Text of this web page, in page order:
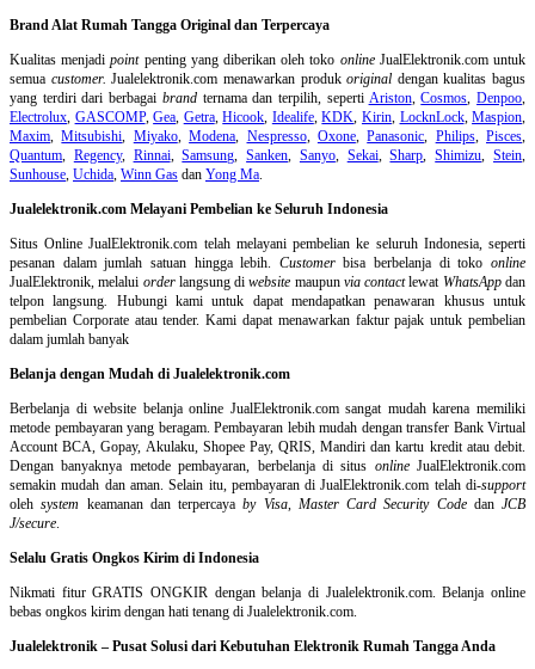
Brand Alat Rumah Tangga Original dan Terpercaya
Kualitas menjadipointpenting yang diberikan oleh toko onlineJualElektronik.com untuk
semua customer. Jualelektronik.com menawarkan produkoriginal dengan kualitas bagus
yang terdiri dari berbagai brandternama dan terpilih, seperti Ariston,Cosmos ,Denpoo
Electrolux GASCOMP,Gea Getra,Hicook Idealife,KDK Kirin, LocknLock,Maspion
Maxim ,Mitsubishi Miyako,Modena Nespresso, Oxone,Panasonic Philips, Pisces
Quantum
Regency, Rinnai,Samsung ,Sanken Sanyo, Sekai,Sharp ,Shimizu ,Stein
Sunhouse Uchida Winn Gas dan Yong Ma
Jualelektronik.com Melayani Pembelian ke Seluruh Indonesia
Situs Online JualElektronik.com telah melayani pembelian ke seluruh Indonesia, seperti
pesanan dalam jumlah satuan hingga lebih. Customerbisa berbelanja di tokoonline
JualElektronik, melalui orderlangsung diwebsite maupun via contactlewat WhatsAppdan
telpon langsung
Hubungi kami untuk dapat mendapatkan penawaran khusus untuk
pembelian Corporate atau tender. Kami dapat menawarkan faktur pajak untuk pembelian
dalam jumlah banyak
Belanja dengan Mudah di Jualelektronik.com
Berbelanja diwebsite belanja online JualElektronik.com sangat mudah karena memiliki
metode pembayaran yang beragam. Pembayaran lebih mudah dengan transfer Bank Virtual
Account BCA, Gopay, Akulaku, Shopee Pay, QRIS, Mandiri dan kartu kredit atau debit.
Dengan banyaknya metode pembayaran, berbelanja di situs onlineJualElektronik.com
semakin mudah dan aman. Selain itu, pembayaran di JualElektronik.com telah di-support
olehsystem keamanan dan terpercayaby Visa, Master Card Security Codedan JCB
J/secure
Selalu Gratis Ongkos Kirim di Indonesia
Nikmati fitur GRATIS ONGKIR dengan belanja di Jualelektronik.com. Belanja online
bebas ongkos kirim dengan hati tenang di Jualelektronik.com.
Jualelektronik – Pusat Solusi dari Kebutuhan Elektronik Rumah Tangga Anda